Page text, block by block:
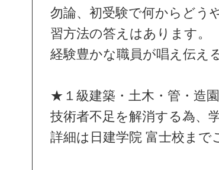
勿論、初受験で何からどう
習方法の答えはあります。
経験豊かな職員が唱え伝え
★１級建築・土木・管・造
技術者不足を解消する為、
詳細は日建学院 富士校まで